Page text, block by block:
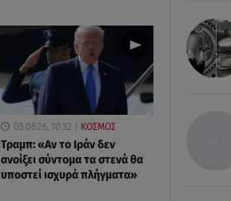
05.08.26, 10:32 ΚΟΣΜΟΣ
Τραμπ: «Αν το Ιράν δεν
ανοίξει σύντομα τα στενά θα
υποστεί ισχυρά πλήγματα»